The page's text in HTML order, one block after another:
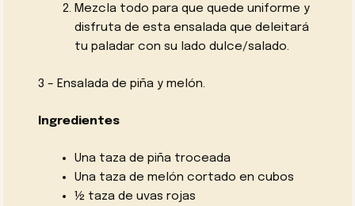
Mezcla todo para que quede uniforme y
disfruta de esta ensalada que deleitará
tu paladar con su lado dulce/salado.
3 – Ensalada de piña y melón.
Ingredientes
Una taza de piña troceada
Una taza de melón cortado en cubos
½ taza de uvas rojas